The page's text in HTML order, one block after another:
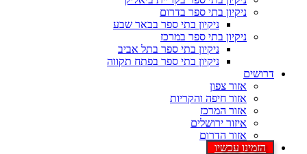
ניקיון בתי ספר בדרום
ניקיון בתי ספר בבאר שבע
ניקיון בתי ספר במרכז
ניקיון בתי ספר בתל אביב
ניקיון בתי ספר בפתח תקווה
דרושים
אזור צפון
אזור חיפה והקריות
אזור המרכז
איזור ירושלים
אזור הדרום
הזמינו עכשיו